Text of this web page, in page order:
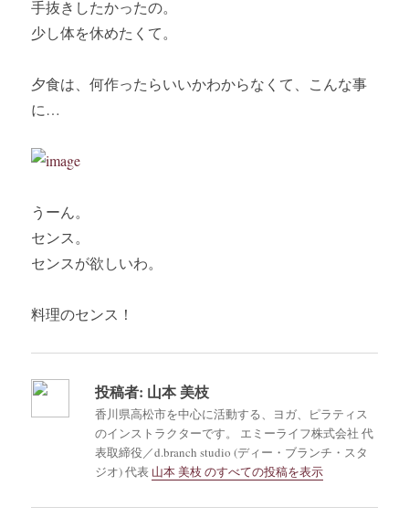
手抜きしたかったの。
少し体を休めたくて。
夕食は、何作ったらいいかわからなくて、こんな事
に…
うーん。
センス。
センスが欲しいわ。
料理のセンス！
投稿者: 山本 美枝
香川県高松市を中心に活動する、ヨガ、ピラティス
のインストラクターです。 エミーライフ株式会社 代
表取締役／d.branch studio (ディー・ブランチ・スタ
ジオ) 代表 山本 美枝 のすべての投稿を表示